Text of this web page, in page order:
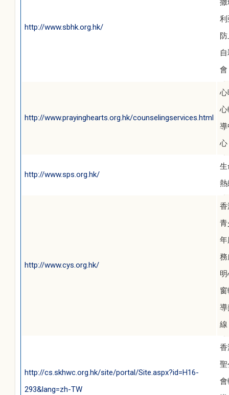
http://www.sbhk.org.hk/
撒
利
會
http://www.prayinghearts.org.hk/counselingservices.html
心
心
導
心
http://www.sps.org.hk/
生
熱
http://www.cys.org.hk/
香
青
年
務
導
線
http://cs.skhwc.org.hk/site/portal/Site.aspx?id=H16-
293&lang=zh-TW
香
聖
會